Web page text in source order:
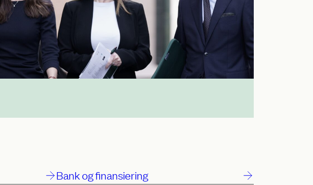
Bank og finansiering